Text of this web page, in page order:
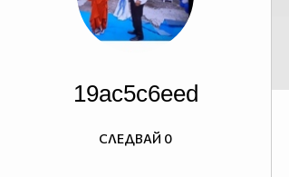
19ac5c6eed
СЛЕДВАЙ 0